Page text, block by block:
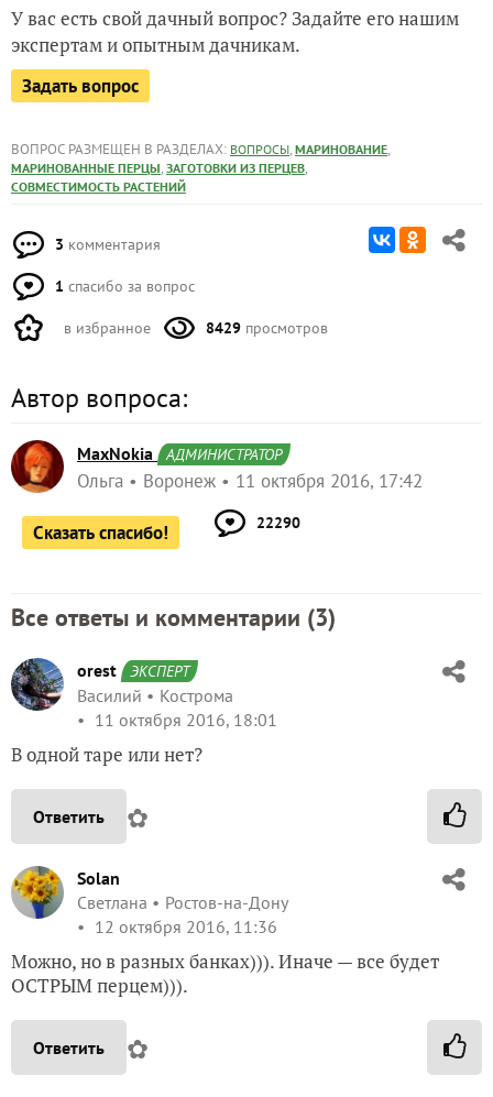
У вас есть свой дачный вопрос? Задайте его нашим
экспертам и опытным дачникам.
Задать вопрос
ВОПРОС РАЗМЕЩЕН В РАЗДЕЛАХ: ВОПРОСЫ, МАРИНОВАНИЕ,
МАРИНОВАННЫЕ ПЕРЦЫ, ЗАГОТОВКИ ИЗ ПЕРЦЕВ,
СОВМЕСТИМОСТЬ РАСТЕНИЙ
3 комментария
1 спасибо за вопрос
в избранное 8429 просмотров
Автор вопроса:
MaxNokia АДМИНИСТРАТОР
Ольга Воронеж 11 октября 2016, 17:42
Сказать спасибо! 22290
Все ответы и комментарии (3)
orest ЭКСПЕРТ
Василий
Кострома
11 октября 2016, 18:01
В одной таре или нет?
Ответить ✿
Solan
Светлана
Ростов-на-Дону
12 октября 2016, 11:36
Можно, но в разных банках))). Иначе — все будет
ОСТРЫМ перцем))).
Ответить ✿